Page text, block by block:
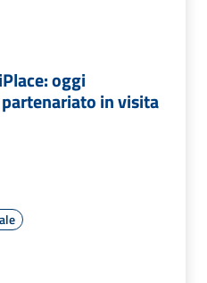
oggi
in visita